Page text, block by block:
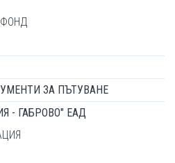
ЗА ПЪТУВАНЕ
- ГАБРОВО" ЕАД